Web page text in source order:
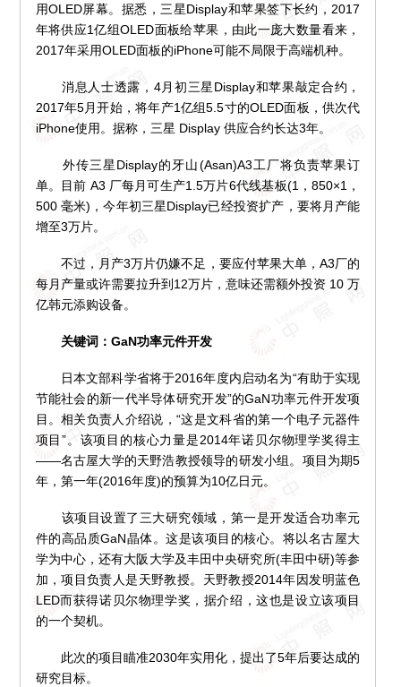
用OLED屏幕。据悉，三星Display和苹果签下长约，2017
年将供应1亿组OLED面板给苹果，由此一庞大数量看来，
2017年采用OLED面板的iPhone可能不局限于高端机种。
消息人士透露，4月初三星Display和苹果敲定合约，
2017年5月开始，将年产1亿组5.5寸的OLED面板，供次代
iPhone使用。据称，三星 Display 供应合约长达3年。
外传三星Display的牙山(Asan)A3工厂将负责苹果订
单。目前 A3 厂每月可生产1.5万片6代线基板(1，850×1，
500 毫米)，今年初三星Display已经投资扩产，要将月产能
增至3万片。
不过，月产3万片仍嫌不足，要应付苹果大单，A3厂的
每月产量或许需要拉升到12万片，意味还需额外投资 10 万
亿韩元添购设备。
关键词：GaN功率元件开发
日本文部科学省将于2016年度内启动名为“有助于实现
节能社会的新一代半导体研究开发”的GaN功率元件开发项
目。相关负责人介绍说，“这是文科省的第一个电子元器件
项目”。该项目的核心力量是2014年诺贝尔物理学奖得主
——名古屋大学的天野浩教授领导的研发小组。项目为期5
年，第一年(2016年度)的预算为10亿日元。
该项目设置了三大研究领域，第一是开发适合功率元
件的高品质GaN晶体。这是该项目的核心。将以名古屋大
学为中心，还有大阪大学及丰田中央研究所(丰田中研)等参
加，项目负责人是天野教授。天野教授2014年因发明蓝色
LED而获得诺贝尔物理学奖，据介绍，这也是设立该项目
的一个契机。
此次的项目瞄准2030年实用化，提出了5年后要达成的
研究目标。